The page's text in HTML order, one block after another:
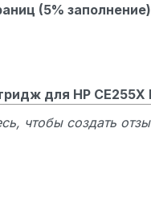
(5% заполнение)
для HP CE255X
чтобы создать